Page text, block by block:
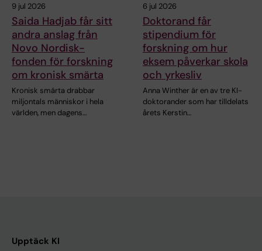
9 jul 2026
Saida Hadjab får sitt
andra anslag från
Novo Nordisk-
fonden för forskning
om kronisk smärta
Kronisk smärta drabbar
miljontals människor i hela
världen, men dagens…
6 jul 2026
Doktorand får
stipendium för
forskning om hur
eksem påverkar skola
och yrkesliv
Anna Winther är en av tre KI-
doktorander som har tilldelats
årets Kerstin…
Upptäck KI